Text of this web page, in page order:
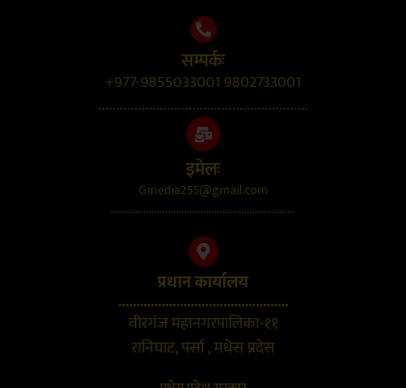
सम्पर्कः
+977-9855033001 9802733001
..........................................................
इमेलः
Gmedia255@gmail.com
....................................................................
प्रधान कार्यालय
...............................................
वीरगंज महानगरपालिका-११
रानिघाट, पर्सा , मधेस प्रदेस